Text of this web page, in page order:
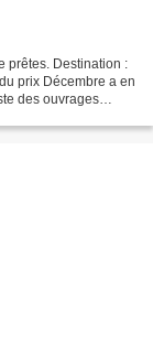
prêtes. Destination :
prix Décembre a en
des ouvrages